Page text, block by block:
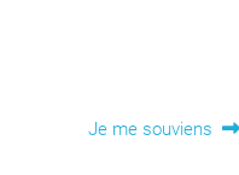
Article
Je me souviens